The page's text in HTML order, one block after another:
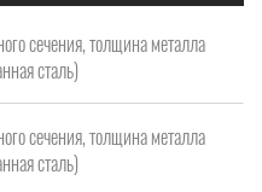
сечения, толщина металла
сталь)
сечения, толщина металла
сталь)